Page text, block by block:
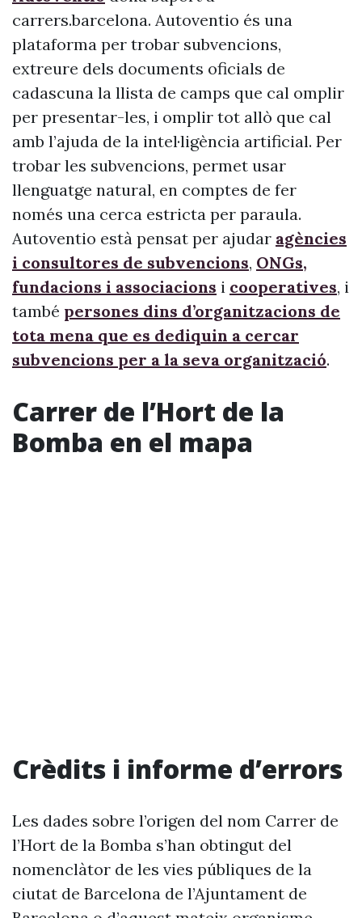
carrers.barcelona. Autoventio és una
plataforma per trobar subvencions,
extreure dels documents oficials de
cadascuna la llista de camps que cal omplir
per presentar-les, i omplir tot allò que cal
amb l’ajuda de la intel·ligència artificial. Per
trobar les subvencions, permet usar
llenguatge natural, en comptes de fer
només una cerca estricta per paraula.
Autoventio està pensat per ajudar agències
i consultores de subvencions, ONGs,
fundacions i associacions i cooperatives, i
també persones dins d’organitzacions de
tota mena que es dediquin a cercar
subvencions per a la seva organització.
Carrer de l’Hort de la
Bomba en el mapa
Crèdits i informe d’errors
Les dades sobre l’origen del nom Carrer de
l’Hort de la Bomba s’han obtingut del
nomenclàtor de les vies públiques de la
ciutat de Barcelona de l’Ajuntament de